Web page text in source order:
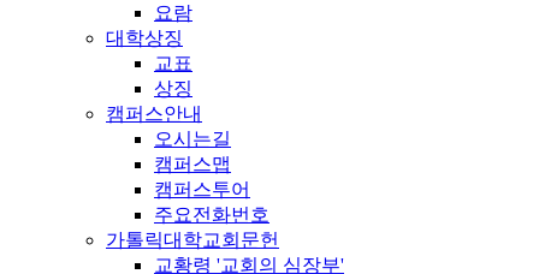
요람
대학상징
교표
상징
캠퍼스안내
오시는길
캠퍼스맵
캠퍼스투어
주요전화번호
가톨릭대학교회문헌
교황령 '교회의 심장부'